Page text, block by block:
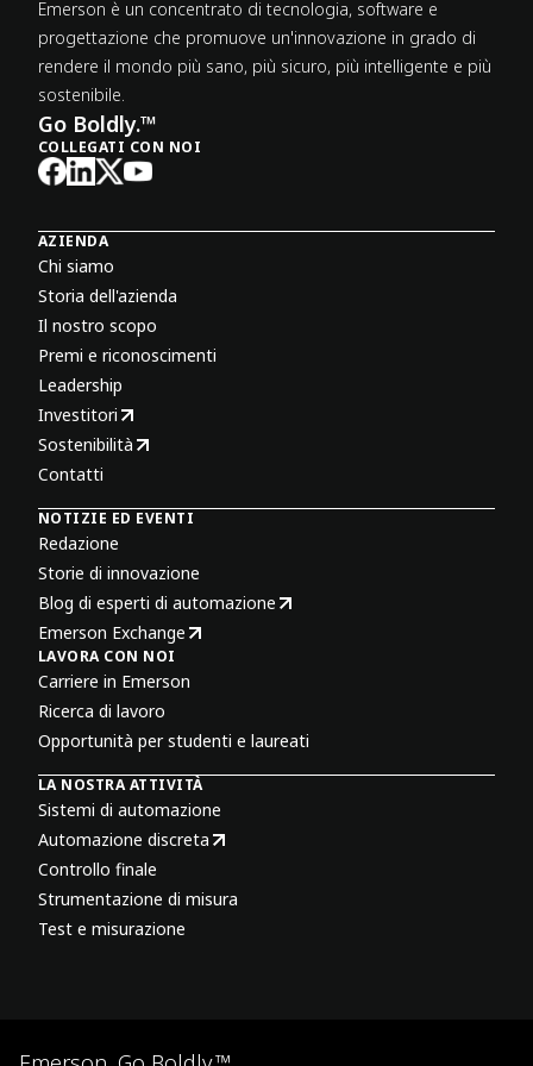
Emerson è un concentrato di tecnologia, software e
progettazione che promuove un'innovazione in grado di
rendere il mondo più sano, più sicuro, più intelligente e più
sostenibile.
Go Boldly.™
COLLEGATI CON NOI
AZIENDA
Chi siamo
Storia dell'azienda
Il nostro scopo
Premi e riconoscimenti
Leadership
Investitori
Sostenibilità
Contatti
NOTIZIE ED EVENTI
Redazione
Storie di innovazione
Blog di esperti di automazione
Emerson Exchange
LAVORA CON NOI
Carriere in Emerson
Ricerca di lavoro
Opportunità per studenti e laureati
LA NOSTRA ATTIVITÀ
Sistemi di automazione
Automazione discreta
Controllo finale
Strumentazione di misura
Test e misurazione